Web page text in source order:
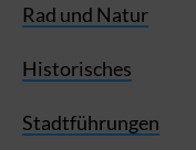
Rad und Natur
Historisches
Stadtführungen